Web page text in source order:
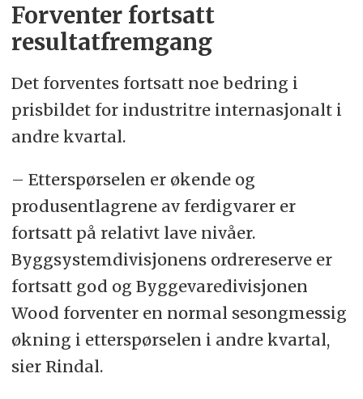
Forventer fortsatt
resultatfremgang
Det forventes fortsatt noe bedring i
prisbildet for industritre internasjonalt i
andre kvartal.
– Etterspørselen er økende og
produsentlagrene av ferdigvarer er
fortsatt på relativt lave nivåer.
Byggsystemdivisjonens ordrereserve er
fortsatt god og Byggevaredivisjonen
Wood forventer en normal sesongmessig
økning i etterspørselen i andre kvartal,
sier Rindal.